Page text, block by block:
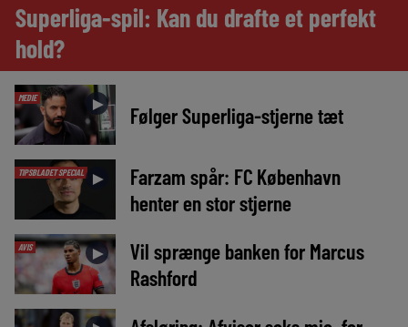
Superliga-spil: Kan du drafte et perfekt
hold?
MEDIE ► Følger Superliga-stjerne tæt
TIPSBLADET SPECIAL ►
Farzam spår: FC København
henter en stor stjerne
AVIS ►
Vil sprænge banken for Marcus
Rashford